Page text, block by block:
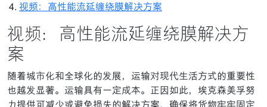
视频：高性能流延缠绕膜解决方案
视频：高性能流延缠绕膜解决方
案
随着城市化和全球化的发展，运输对现代生活方式的重要性
也越发显著。运输具有一定成本。正因如此，埃克森美孚努